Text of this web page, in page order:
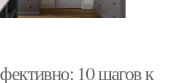
10 шагов к